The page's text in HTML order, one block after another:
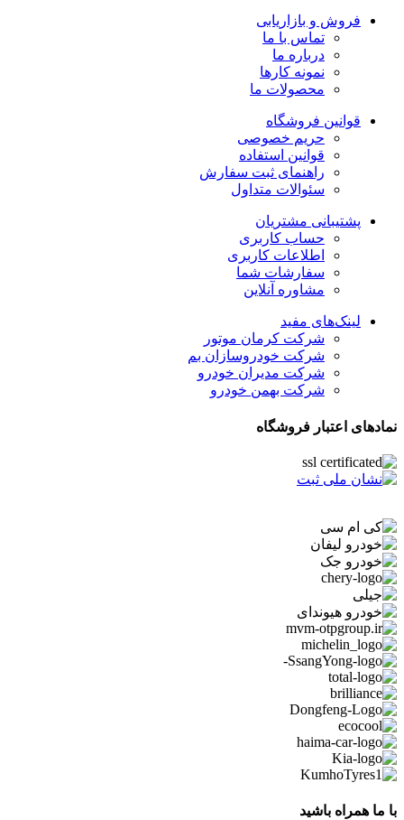
فروش و بازاریابی
تماس با ما
درباره ما
نمونه کارها
محصولات ما
قوانین فروشگاه
حریم خصوصی
قوانین استفاده
راهنمای ثبت سفارش
سئوالات متداول
پشتیبانی مشتریان
حساب کاربری
اطلاعات کاربری
سفارشات شما
مشاوره آنلاین
لینک‌های مفید
شرکت کرمان موتور
شرکت خودروسازان بم
شرکت مدیران خودرو
شرکت بهمن خودرو
نمادهای اعتبار فروشگاه
با ما همراه باشید